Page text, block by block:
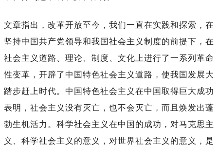
文章指出，改革开放至今，我们一直在实践和探索，在
坚持中国共产党领导和我国社会主义制度的前提下，在
社会主义道路、理论、制度、文化上进行了一系列革命
性变革，开辟了中国特色社会主义道路，使我国发展大
踏步赶上时代。中国特色社会主义在中国取得巨大成功
表明，社会主义没有灭亡，也不会灭亡，而且焕发出蓬
勃生机活力。科学社会主义在中国的成功，对马克思主
义、科学社会主义的意义，对世界社会主义的意义，是